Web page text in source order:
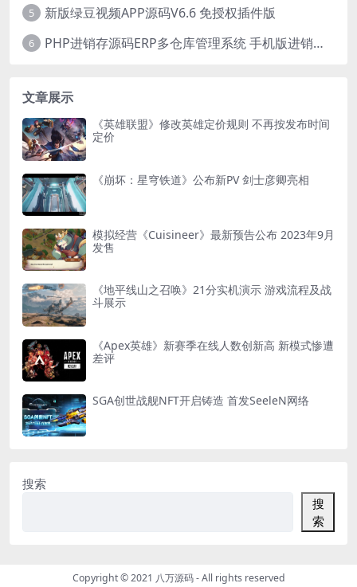
5 新版绿豆视频APP源码V6.6 免授权插件版
6 PHP进销存源码ERP多仓库管理系统 手机版进销存 php网络版进销存小程序
文章展示
《英雄联盟》修改英雄定价规则 不再按发布时间
定价
《崩坏：星穹铁道》公布新PV 剑士彦卿亮相
模拟经营《Cuisineer》最新预告公布 2023年9月
发售
《地平线山之召唤》21分实机演示 游戏流程及战
斗展示
《Apex英雄》新赛季在线人数创新高 新模式惨遭
差评
SGA创世战舰NFT开启铸造 首发SeeleN网络
搜索
搜
索
Copyright © 2021 八万源码- All rights reserved